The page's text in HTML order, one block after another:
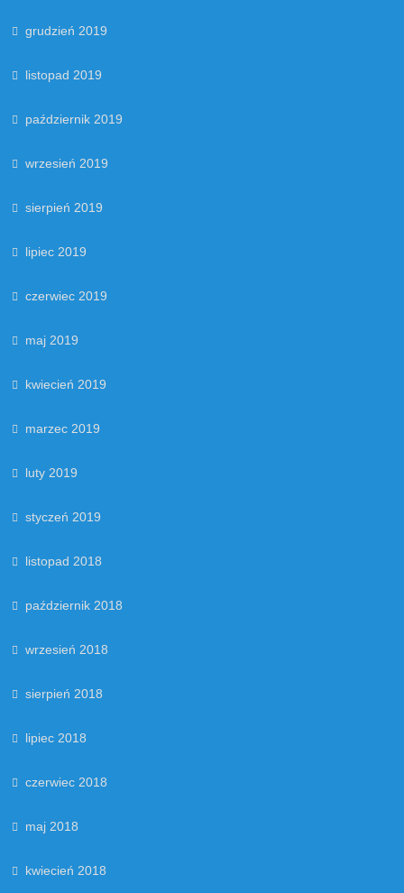
grudzień 2019
listopad 2019
październik 2019
wrzesień 2019
sierpień 2019
lipiec 2019
czerwiec 2019
maj 2019
kwiecień 2019
marzec 2019
luty 2019
styczeń 2019
listopad 2018
październik 2018
wrzesień 2018
sierpień 2018
lipiec 2018
czerwiec 2018
maj 2018
kwiecień 2018